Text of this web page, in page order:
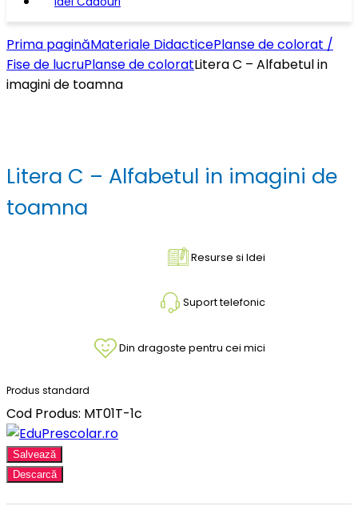
Prima paginăMateriale DidacticePlanse de colorat /
Fise de lucruPlanse de coloratLitera C – Alfabetul in
imagini de toamna
Litera C – Alfabetul in imagini de
toamna
Resurse si Idei
Suport telefonic
Din dragoste pentru cei mici
Produs standard
Cod Produs: MT01T-1c
Salvează
Descarcă